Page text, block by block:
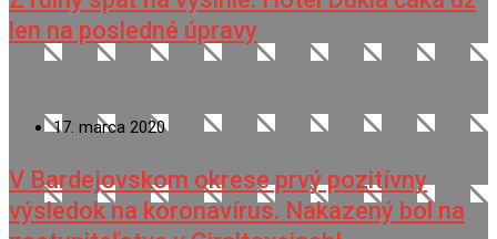
len na posledné úpravy
17. marca 2020
V Bardejovskom okrese prvý pozitívny
výsledok na koronavírus. Nakazený bol na